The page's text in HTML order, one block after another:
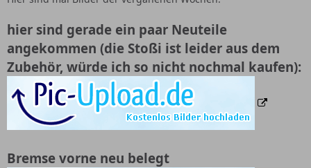
hier sind gerade ein paar Neuteile
angekommen (die Stoßi ist leider aus dem
Zubehör, würde ich so nicht nochmal kaufen):
Bremse vorne neu belegt